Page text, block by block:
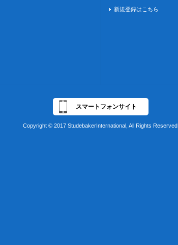
新規登録はこちら
スマートフォンサイト
Copyright © 2017 StudebakerInternational, All Rights Reserved.